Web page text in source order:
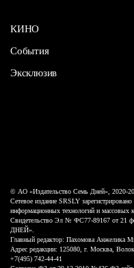
КИНО
События
Эксклюзив
© АО «Издательство Семь Дней», 2020-
Сетевое издание SRSLY
информационных технологий и массовых
Свидетельство Эл № ФС77-89167 от 21
ДНЕЙ».
Главный редактор: Пахомова Анжелика
Адрес редакции: 125080, г. Москва,
+7(495) 742-44-41